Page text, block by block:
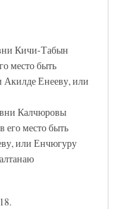
Кичи-Табын
место быть
Енееву, или
Калчюровы
его место быть
или Енчюгуру